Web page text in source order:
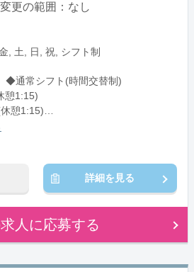
更の範囲：なし
, 土, 日, 祝, シフト制
◆通常シフト(時間交替制)
憩1:15)
憩1:15)
憩1:15)
詳細を見る
人に応募する